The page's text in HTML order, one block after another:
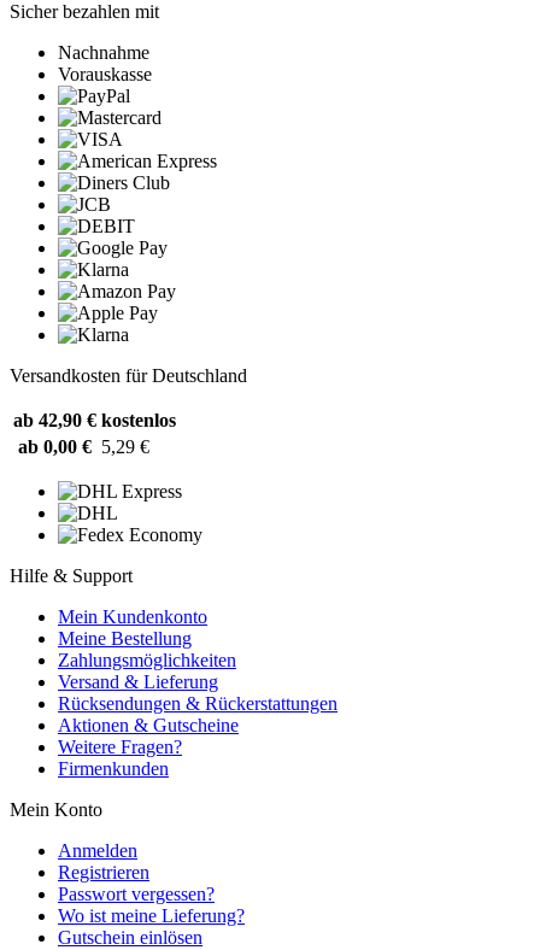
Sicher bezahlen mit
Nachnahme
Vorauskasse
Versandkosten für Deutschland
ab 42,90 € kostenlos
ab 0,00 € 5,29 €
Hilfe & Support
Mein Kundenkonto
Meine Bestellung
Zahlungsmöglichkeiten
Versand & Lieferung
Rücksendungen & Rückerstattungen
Aktionen & Gutscheine
Weitere Fragen?
Firmenkunden
Mein Konto
Anmelden
Registrieren
Passwort vergessen?
Wo ist meine Lieferung?
Gutschein einlösen